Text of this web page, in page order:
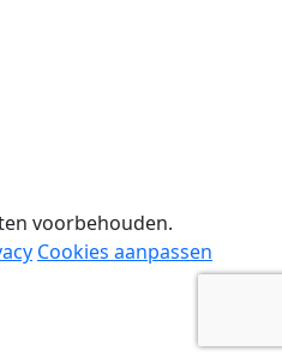
voorbehouden.
Cookies aanpassen